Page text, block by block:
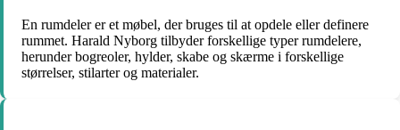
En rumdeler er et møbel, der bruges til at opdele eller definere
rummet. Harald Nyborg tilbyder forskellige typer rumdelere,
herunder bogreoler, hylder, skabe og skærme i forskellige
størrelser, stilarter og materialer.